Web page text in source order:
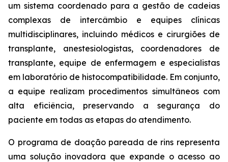
um sistema coordenado para a gestão de cadeias
complexas de intercâmbio e equipes clínicas
multidisciplinares, incluindo médicos e cirurgiões de
transplante, anestesiologistas, coordenadores de
transplante, equipe de enfermagem e especialistas
em laboratório de histocompatibilidade. Em conjunto,
a equipe realizam procedimentos simultâneos com
alta eficiência, preservando a segurança do
paciente em todas as etapas do atendimento.
O programa de doação pareada de rins representa
uma solução inovadora que expande o acesso ao